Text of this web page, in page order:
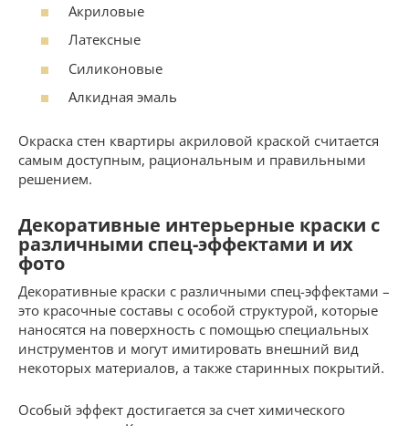
Акриловые
Латексные
Силиконовые
Алкидная эмаль
Окраска стен квартиры акриловой краской считается
самым доступным, рациональным и правильными
решением.
Декоративные интерьерные краски с
различными спец-эффектами и их
фото
Декоративные краски с различными спец-эффектами –
это красочные составы с особой структурой, которые
наносятся на поверхность с помощью специальных
инструментов и могут имитировать внешний вид
некоторых материалов, а также старинных покрытий.
Особый эффект достигается за счет химического